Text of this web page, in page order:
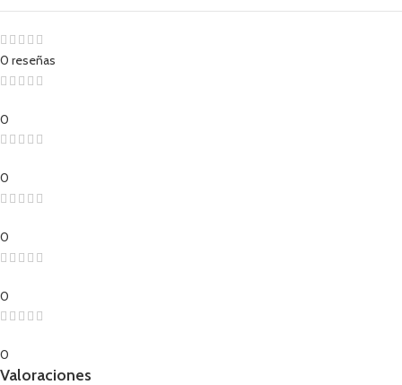
0 reseñas
0
0
0
0
0
Valoraciones